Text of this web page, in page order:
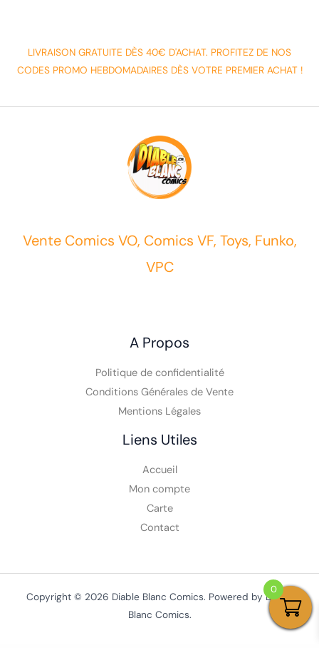
LIVRAISON GRATUITE DÈS 40€ D'ACHAT. PROFITEZ DE NOS
CODES PROMO HEBDOMADAIRES DÈS VOTRE PREMIER ACHAT !
Vente Comics VO, Comics VF, Toys, Funko,
VPC
A Propos
Politique de confidentialité
Conditions Générales de Vente
Mentions Légales
Liens Utiles
Accueil
Mon compte
Carte
Contact
Copyright © 2026 Diable Blanc Comics. Powered by Diable
Blanc Comics.
0